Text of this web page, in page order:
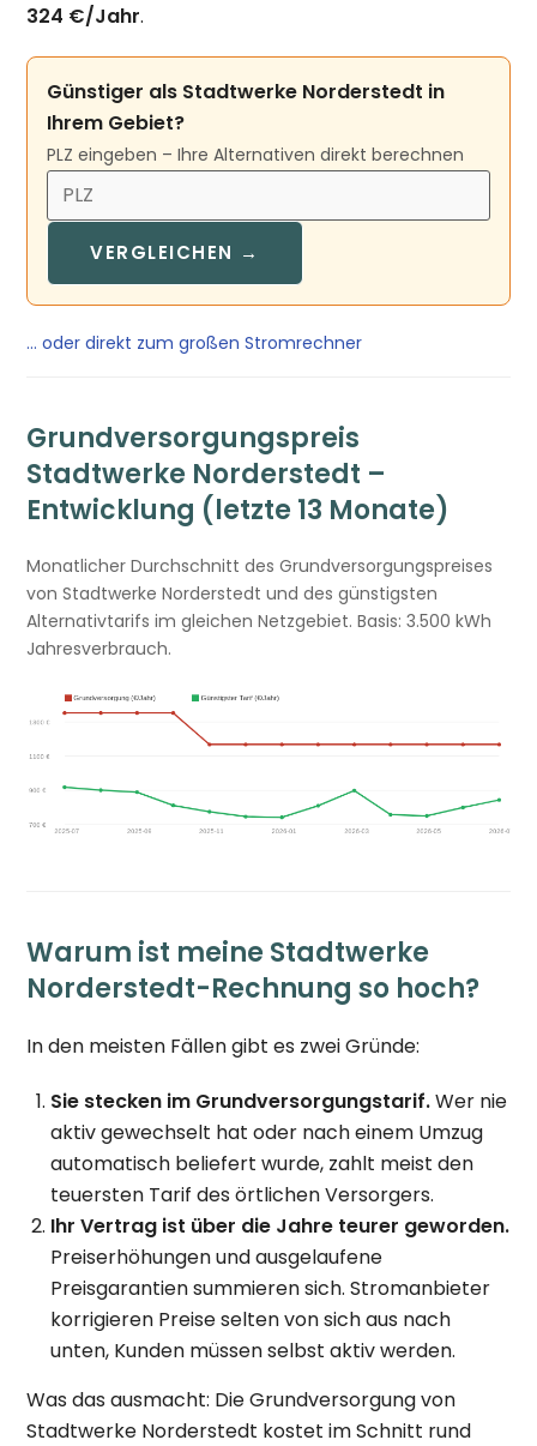
324 €/Jahr.
Günstiger als Stadtwerke Norderstedt in
Ihrem Gebiet?
PLZ eingeben – Ihre Alternativen direkt berechnen
VERGLEICHEN →
… oder direkt zum großen Stromrechner
Grundversorgungspreis
Stadtwerke Norderstedt –
Entwicklung (letzte 13 Monate)
Monatlicher Durchschnitt des Grundversorgungspreises
von Stadtwerke Norderstedt und des günstigsten
Alternativtarifs im gleichen Netzgebiet. Basis: 3.500 kWh
Jahresverbrauch.
Warum ist meine Stadtwerke
Norderstedt-Rechnung so hoch?
In den meisten Fällen gibt es zwei Gründe:
Sie stecken im Grundversorgungstarif.Wer nie
aktiv gewechselt hat oder nach einem Umzug
automatisch beliefert wurde, zahlt meist den
teuersten Tarif des örtlichen Versorgers.
Ihr Vertrag ist über die Jahre teurer geworden.
Preiserhöhungen und ausgelaufene
Preisgarantien summieren sich. Stromanbieter
korrigieren Preise selten von sich aus nach
unten, Kunden müssen selbst aktiv werden.
Was das ausmacht: Die Grundversorgung von
Stadtwerke Norderstedt kostet im Schnitt rund